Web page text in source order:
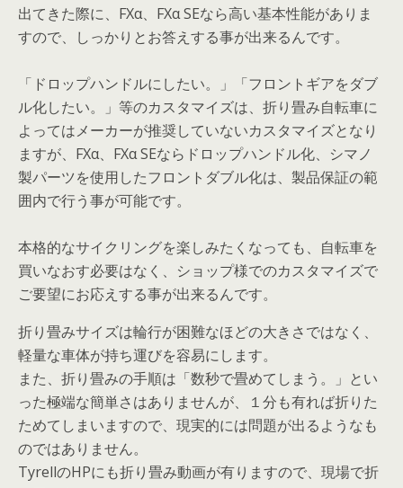
出てきた際に、FXα、FXα SEなら高い基本性能がありま
すので、しっかりとお答えする事が出来るんです。
「ドロップハンドルにしたい。」「フロントギアをダブ
ル化したい。」等のカスタマイズは、折り畳み自転車に
よってはメーカーが推奨していないカスタマイズとなり
ますが、FXα、FXα SEならドロップハンドル化、シマノ
製パーツを使用したフロントダブル化は、製品保証の範
囲内で行う事が可能です。
本格的なサイクリングを楽しみたくなっても、自転車を
買いなおす必要はなく、ショップ様でのカスタマイズで
ご要望にお応えする事が出来るんです。
折り畳みサイズは輪行が困難なほどの大きさではなく、
軽量な車体が持ち運びを容易にします。
また、折り畳みの手順は「数秒で畳めてしまう。」とい
った極端な簡単さはありませんが、１分も有れば折りた
ためてしまいますので、現実的には問題が出るようなも
のではありません。
TyrellのHPにも折り畳み動画が有りますので、現場で折